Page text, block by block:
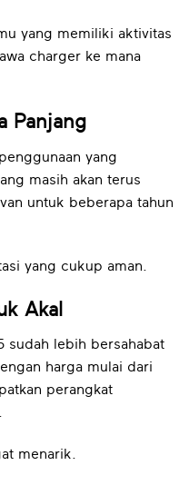
yang memiliki aktivitas
charger ke mana
Panjang
yang
masih akan terus
untuk beberapa tahun
yang cukup aman.
Akal
sudah lebih bersahabat
harga mulai dari
perangkat
menarik.